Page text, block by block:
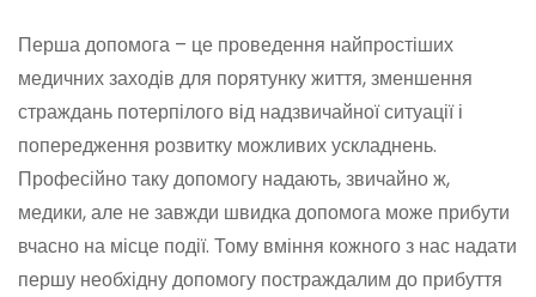
Перша допомога – це проведення найпростіших
медичних заходів для порятунку життя, зменшення
страждань потерпілого від надзвичайної ситуації і
попередження розвитку можливих ускладнень.
Професійно таку допомогу надають, звичайно ж,
медики, але не завжди швидка допомога може прибути
вчасно на місце події. Тому вміння кожного з нас надати
першу необхідну допомогу постраждалим до прибуття